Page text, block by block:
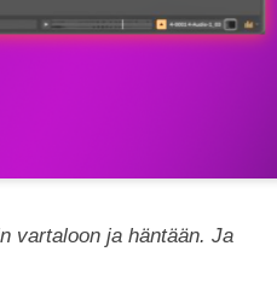
vartaloon ja häntään. Ja